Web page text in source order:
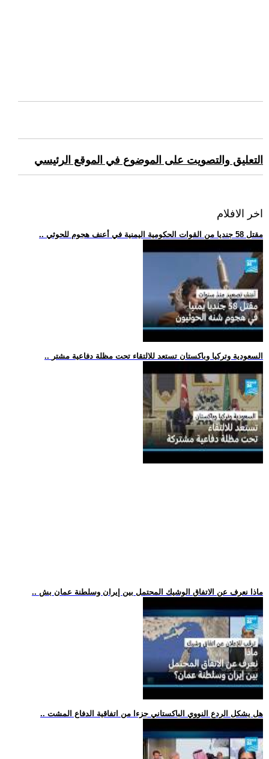
التعليق والتصويت على الموضوع في الموقع الرئيسي
اخر الافلام
.. مقتل 58 جنديا من القوات الحكومية اليمنية في أعنف هجوم للحوثي
.. السعودية وتركيا وباكستان تستعد للالتقاء تحت مظلة دفاعية مشتر
.. ماذا نعرف عن الاتفاق الوشيك المحتمل بين إيران وسلطنة عمان بش
.. هل يشكل الردع النووي الباكستاني جزءا من اتفاقية الدفاع المشت